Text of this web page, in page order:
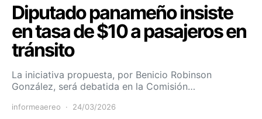
Diputado panameño insiste
en tasa de $10 a pasajeros en
tránsito
La iniciativa propuesta, por Benicio Robinson
González, será debatida en la Comisión…
informeaereo 24/03/2026